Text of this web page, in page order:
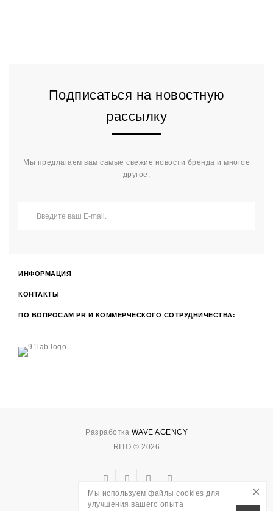
Подписаться на новостную
рассылку
Мы предлагаем вам самые свежие новости бренда и многое
другое.
ИНФОРМАЦИЯ
КОНТАКТЫ
ПО ВОПРОСАМ PR И КОММЕРЧЕСКОГО СОТРУДНИЧЕСТВА:
Разработка WAVE AGENCY
RITO © 2026
Мы используем файлы cookies для
улучшения вашего опыта
×